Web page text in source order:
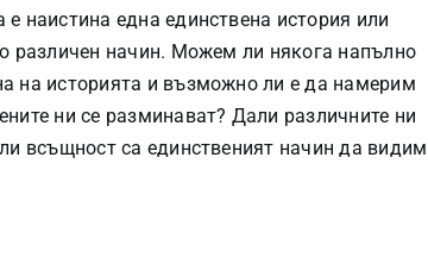
наистина една единствена история или
различен начин. Можем ли някога напълно
на историята и възможно ли е да намерим
ни се разминават? Дали различните ни
всъщност са единственият начин да видим